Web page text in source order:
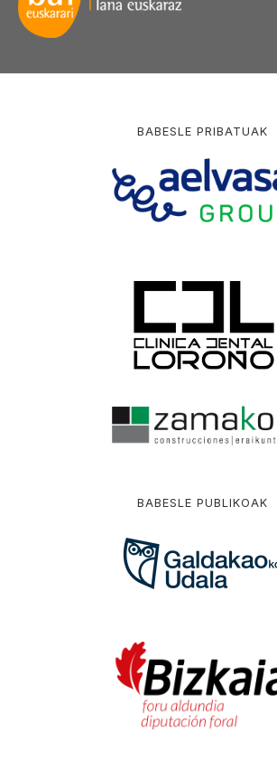
BABESLE PRIBATUAK
BABESLE PUBLIKOAK